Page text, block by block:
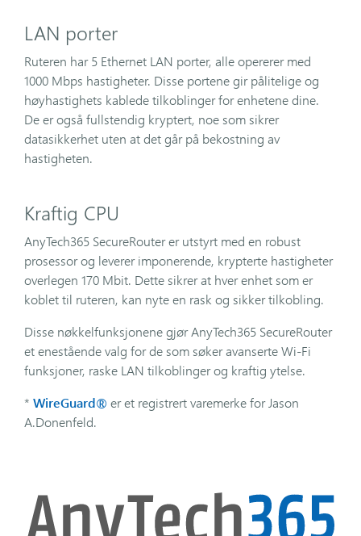
LAN porter
Ruteren har 5 Ethernet LAN porter, alle opererer med
1000 Mbps hastigheter. Disse portene gir pålitelige og
høyhastighets kablede tilkoblinger for enhetene dine.
De er også fullstendig kryptert, noe som sikrer
datasikkerhet uten at det går på bekostning av
hastigheten.
Kraftig CPU
AnyTech365 SecureRouter er utstyrt med en robust
prosessor og leverer imponerende, krypterte hastigheter
overlegen 170 Mbit. Dette sikrer at hver enhet som er
koblet til ruteren, kan nyte en rask og sikker tilkobling.
Disse nøkkelfunksjonene gjør AnyTech365 SecureRouter
et enestående valg for de som søker avanserte Wi-Fi
funksjoner, raske LAN tilkoblinger og kraftig ytelse.
* WireGuard® er et registrert varemerke for Jason
A.Donenfeld.